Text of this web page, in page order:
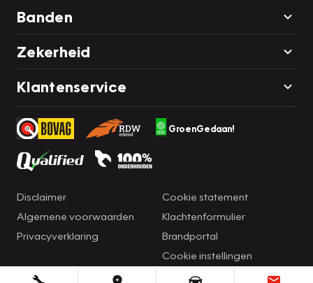
Banden
Zekerheid
Klantenservice
GroenGedaan!
Disclaimer
Algemene voorwaarden
Privacyverklaring
Cookie statement
Klachtenformulier
Brandportal
Cookie instellingen